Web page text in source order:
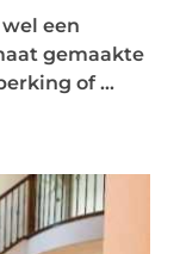
een
gemaakte
of ...